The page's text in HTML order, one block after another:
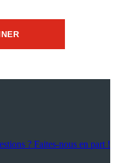
? Faites-nous en part !